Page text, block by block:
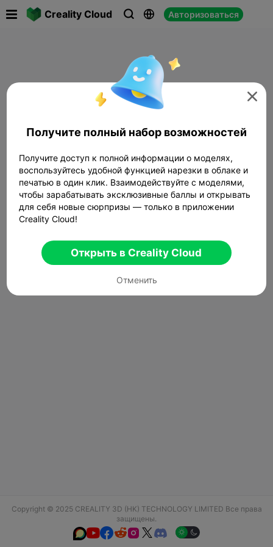
Creality Cloud   Авторизоваться
Copyright © 2025 CREALITY 3D (HK) TECHNOLOGY LIMITED Все права
защищены.
  

Получите полный набор возможностей
Получите доступ к полной информации о моделях,
воспользуйтесь удобной функцией нарезки в облаке и
печатью в один клик. Взаимодействуйте с моделями,
чтобы зарабатывать эксклюзивные баллы и открывать
для себя новые сюрпризы — только в приложении
Creality Cloud!
Открыть в Creality Cloud
Отменить